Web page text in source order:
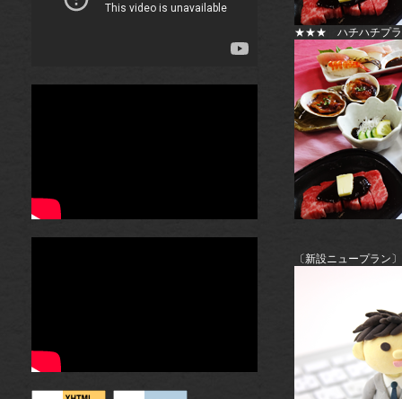
★★★ ハチハチプ
〔新設ニュープラン